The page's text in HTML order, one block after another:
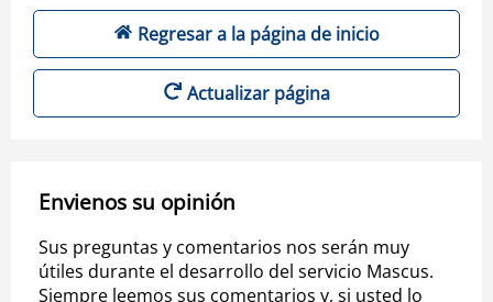
Regresar a la página de inicio
Actualizar página
Envienos su opinión
Sus preguntas y comentarios nos serán muy
útiles durante el desarrollo del servicio Mascus.
Siempre leemos sus comentarios y, si usted lo